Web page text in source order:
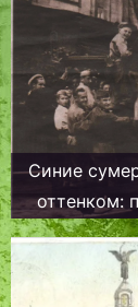
Синие
оттенком: